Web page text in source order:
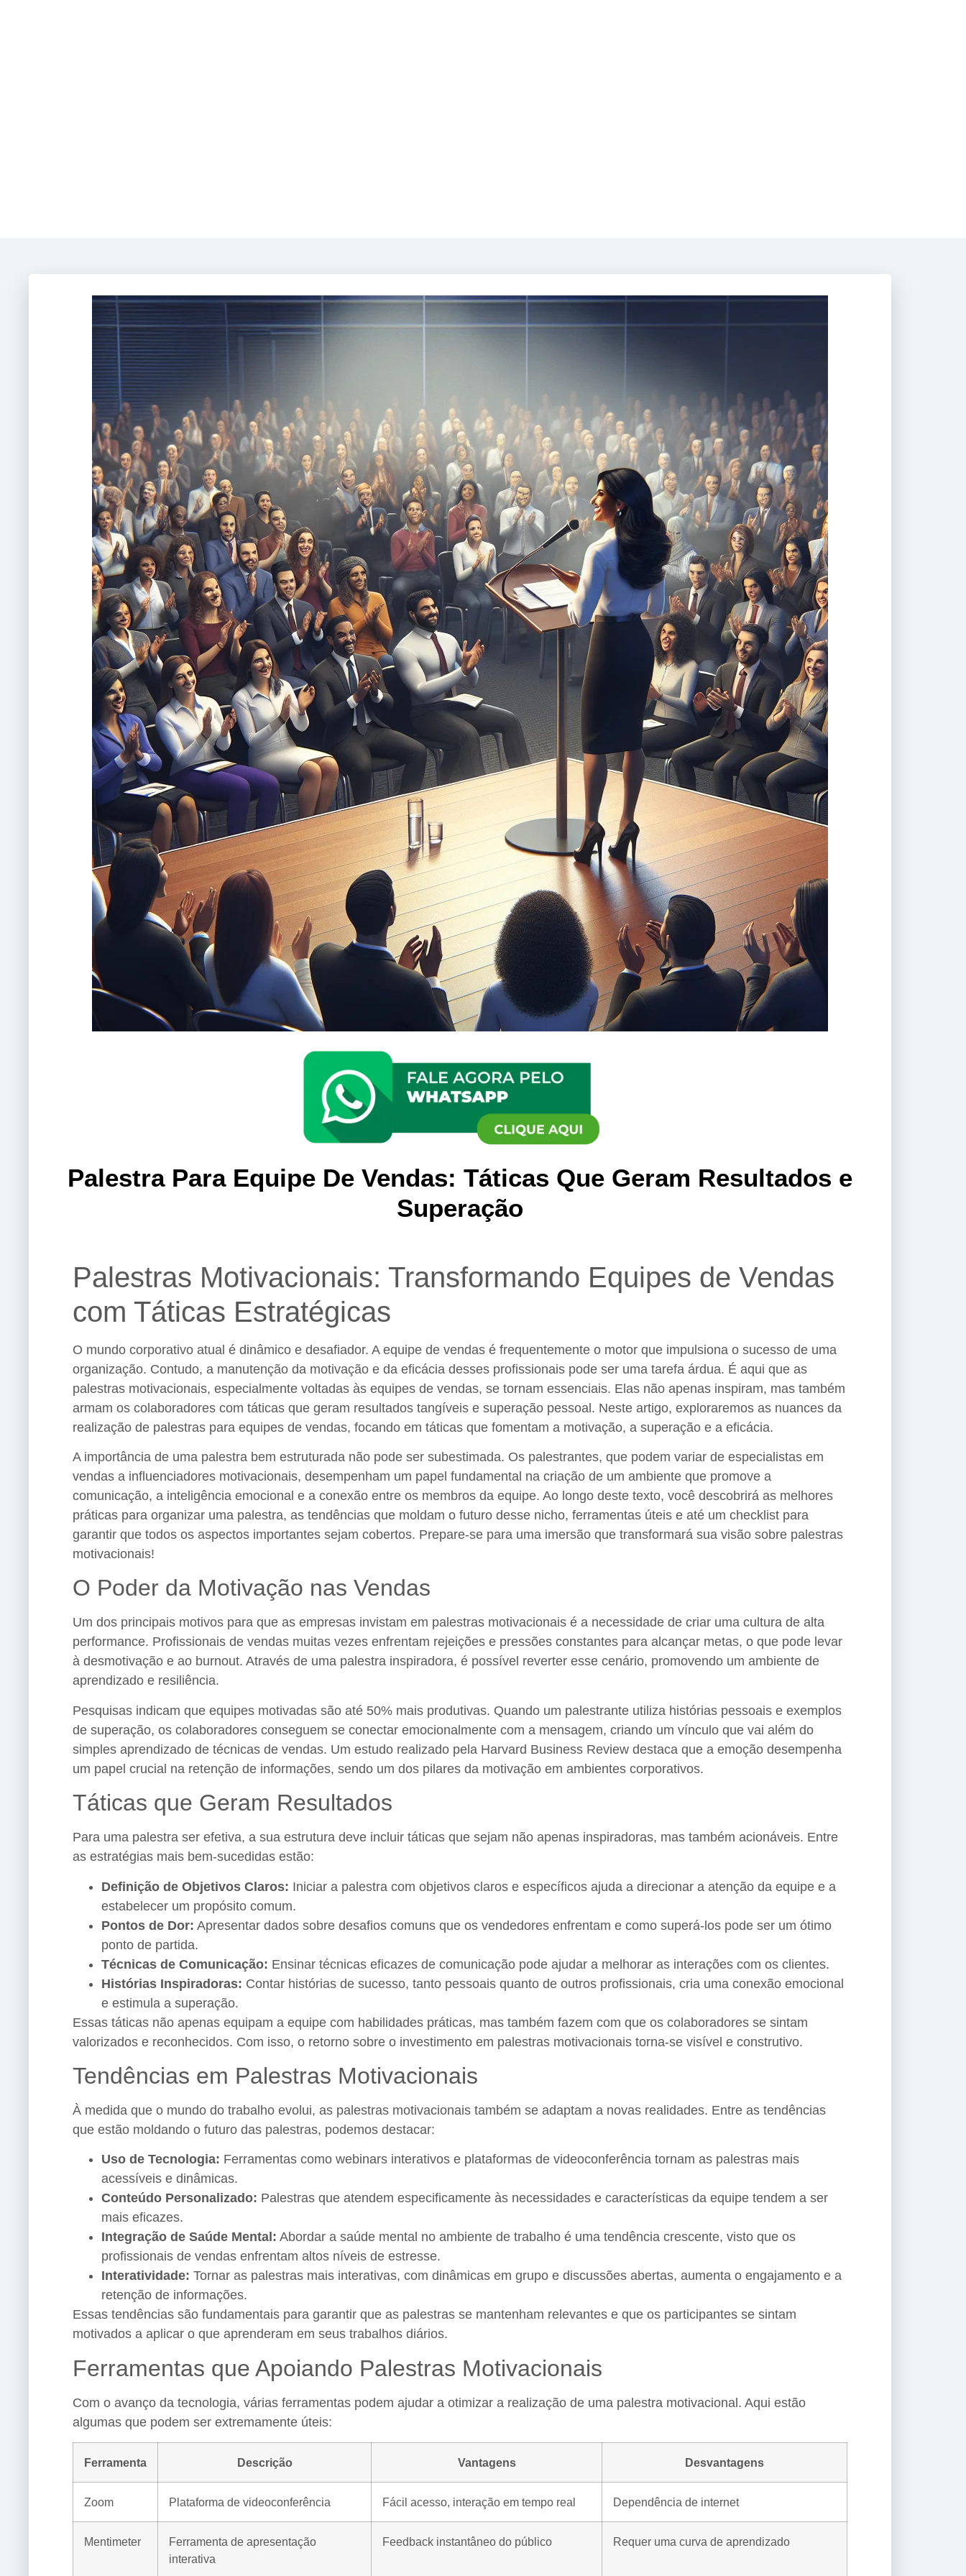
Palestra Para Equipe De Vendas: Táticas Que Geram Resultados e
Superação
Palestras Motivacionais: Transformando Equipes de Vendas
com Táticas Estratégicas
O mundo corporativo atual é dinâmico e desafiador. A equipe de vendas é frequentemente o motor que impulsiona o sucesso de uma
organização. Contudo, a manutenção da motivação e da eficácia desses profissionais pode ser uma tarefa árdua. É aqui que as
palestras motivacionais, especialmente voltadas às equipes de vendas, se tornam essenciais. Elas não apenas inspiram, mas também
armam os colaboradores com táticas que geram resultados tangíveis e superação pessoal. Neste artigo, exploraremos as nuances da
realização de palestras para equipes de vendas, focando em táticas que fomentam a motivação, a superação e a eficácia.
A importância de uma palestra bem estruturada não pode ser subestimada. Os palestrantes, que podem variar de especialistas em
vendas a influenciadores motivacionais, desempenham um papel fundamental na criação de um ambiente que promove a
comunicação, a inteligência emocional e a conexão entre os membros da equipe. Ao longo deste texto, você descobrirá as melhores
práticas para organizar uma palestra, as tendências que moldam o futuro desse nicho, ferramentas úteis e até um checklist para
garantir que todos os aspectos importantes sejam cobertos. Prepare-se para uma imersão que transformará sua visão sobre palestras
motivacionais!
O Poder da Motivação nas Vendas
Um dos principais motivos para que as empresas invistam em palestras motivacionais é a necessidade de criar uma cultura de alta
performance. Profissionais de vendas muitas vezes enfrentam rejeições e pressões constantes para alcançar metas, o que pode levar
à desmotivação e ao burnout. Através de uma palestra inspiradora, é possível reverter esse cenário, promovendo um ambiente de
aprendizado e resiliência.
Pesquisas indicam que equipes motivadas são até 50% mais produtivas. Quando um palestrante utiliza histórias pessoais e exemplos
de superação, os colaboradores conseguem se conectar emocionalmente com a mensagem, criando um vínculo que vai além do
simples aprendizado de técnicas de vendas. Um estudo realizado pela Harvard Business Review destaca que a emoção desempenha
um papel crucial na retenção de informações, sendo um dos pilares da motivação em ambientes corporativos.
Táticas que Geram Resultados
Para uma palestra ser efetiva, a sua estrutura deve incluir táticas que sejam não apenas inspiradoras, mas também acionáveis. Entre
as estratégias mais bem-sucedidas estão:
Definição de Objetivos Claros: Iniciar a palestra com objetivos claros e específicos ajuda a direcionar a atenção da equipe e a
estabelecer um propósito comum.
Pontos de Dor: Apresentar dados sobre desafios comuns que os vendedores enfrentam e como superá-los pode ser um ótimo
ponto de partida.
Técnicas de Comunicação: Ensinar técnicas eficazes de comunicação pode ajudar a melhorar as interações com os clientes.
Histórias Inspiradoras: Contar histórias de sucesso, tanto pessoais quanto de outros profissionais, cria uma conexão emocional
e estimula a superação.
Essas táticas não apenas equipam a equipe com habilidades práticas, mas também fazem com que os colaboradores se sintam
valorizados e reconhecidos. Com isso, o retorno sobre o investimento em palestras motivacionais torna-se visível e construtivo.
Tendências em Palestras Motivacionais
À medida que o mundo do trabalho evolui, as palestras motivacionais também se adaptam a novas realidades. Entre as tendências
que estão moldando o futuro das palestras, podemos destacar:
Uso de Tecnologia: Ferramentas como webinars interativos e plataformas de videoconferência tornam as palestras mais
acessíveis e dinâmicas.
Conteúdo Personalizado: Palestras que atendem especificamente às necessidades e características da equipe tendem a ser
mais eficazes.
Integração de Saúde Mental: Abordar a saúde mental no ambiente de trabalho é uma tendência crescente, visto que os
profissionais de vendas enfrentam altos níveis de estresse.
Interatividade: Tornar as palestras mais interativas, com dinâmicas em grupo e discussões abertas, aumenta o engajamento e a
retenção de informações.
Essas tendências são fundamentais para garantir que as palestras se mantenham relevantes e que os participantes se sintam
motivados a aplicar o que aprenderam em seus trabalhos diários.
Ferramentas que Apoiando Palestras Motivacionais
Com o avanço da tecnologia, várias ferramentas podem ajudar a otimizar a realização de uma palestra motivacional. Aqui estão
algumas que podem ser extremamente úteis:
Ferramenta Descrição Vantagens Desvantagens
Zoom Plataforma de videoconferência Fácil acesso, interação em tempo real Dependência de internet
Mentimeter
Ferramenta de apresentação
interativa
Feedback instantâneo do público Requer uma curva de aprendizado